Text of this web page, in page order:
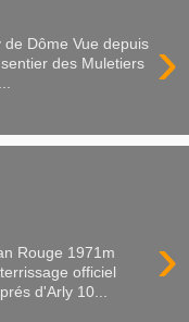
›
Dôme Vue depuis
des Muletiers
›
Rouge 1971m
officiel
d'Arly 10...